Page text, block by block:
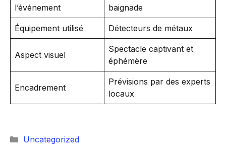
l’événement
baignade
Équipement utilisé Détecteurs de métaux
Aspect visuel
Spectacle captivant et
éphémère
Encadrement
Prévisions par des experts
locaux
Catégories
Uncategorized